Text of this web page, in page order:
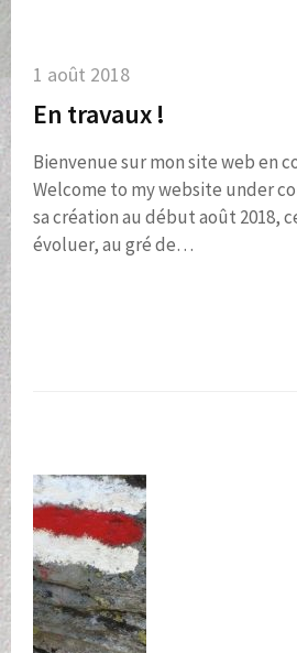
1 août 2018
En travaux !
Bienvenue sur mon site web en
Welcome to my website under
sa création au début août 2018,
évoluer, au gré de…